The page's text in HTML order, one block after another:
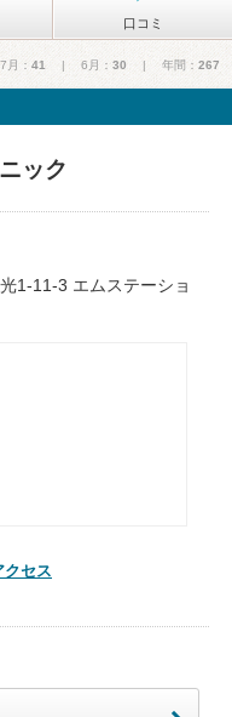
口コミ
： 41 | 6月： 30 | 年間： 267
ック
1-11-3 エムステーショ
クセス